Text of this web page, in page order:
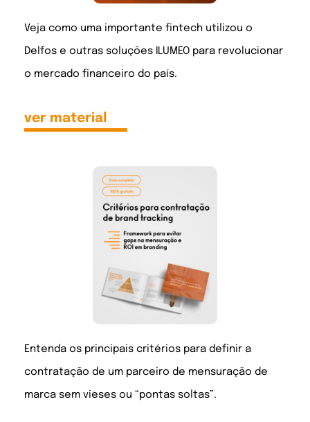
Veja como uma importante fintech utilizou o
Delfos e outras soluções ILUMEO para revolucionar
o mercado financeiro do país.
ver material
Entenda os principais critérios para definir a
contratação de um parceiro de mensuração de
marca sem vieses ou “pontas soltas”.